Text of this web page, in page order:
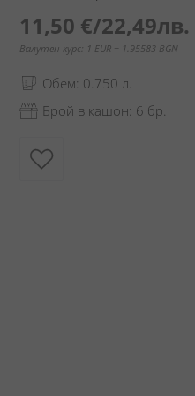
11,50 €/22,49лв.
Валутен курс: 1 EUR = 1.95583 BGN
Обем: 0.750 л.
Брой в кашон: 6 бр.